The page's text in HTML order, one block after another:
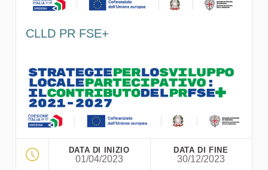
CLLD PR FSE+
DATA DI INIZIO
01/04/2023
DATA DI FINE
30/12/2023